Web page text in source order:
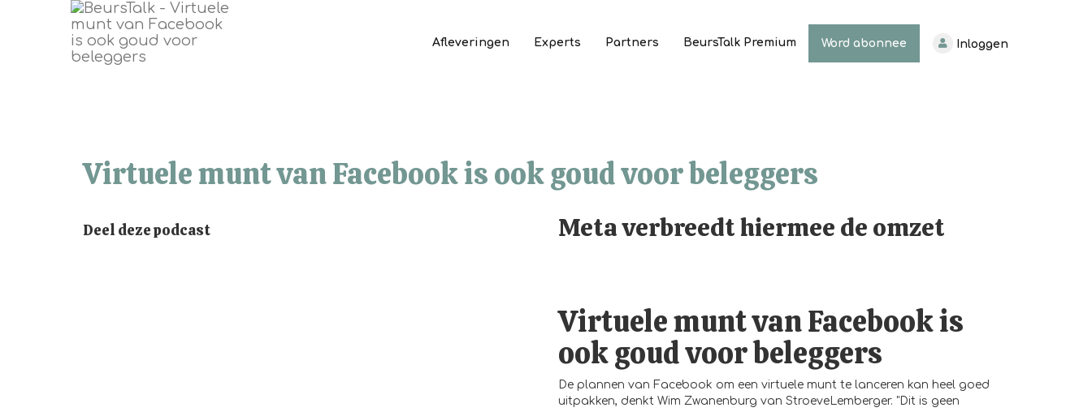
Afleveringen Experts Partners BeursTalk Premium Word abonnee Inloggen
Virtuele munt van Facebook is ook goud voor beleggers
Deel deze podcast Meta verbreedt hiermee de omzet
Virtuele munt van Facebook is
ook goud voor beleggers
De plannen van Facebook om een virtuele munt te lanceren kan heel goed
uitpakken, denkt Wim Zwanenburg van StroeveLemberger. "Dit is geen